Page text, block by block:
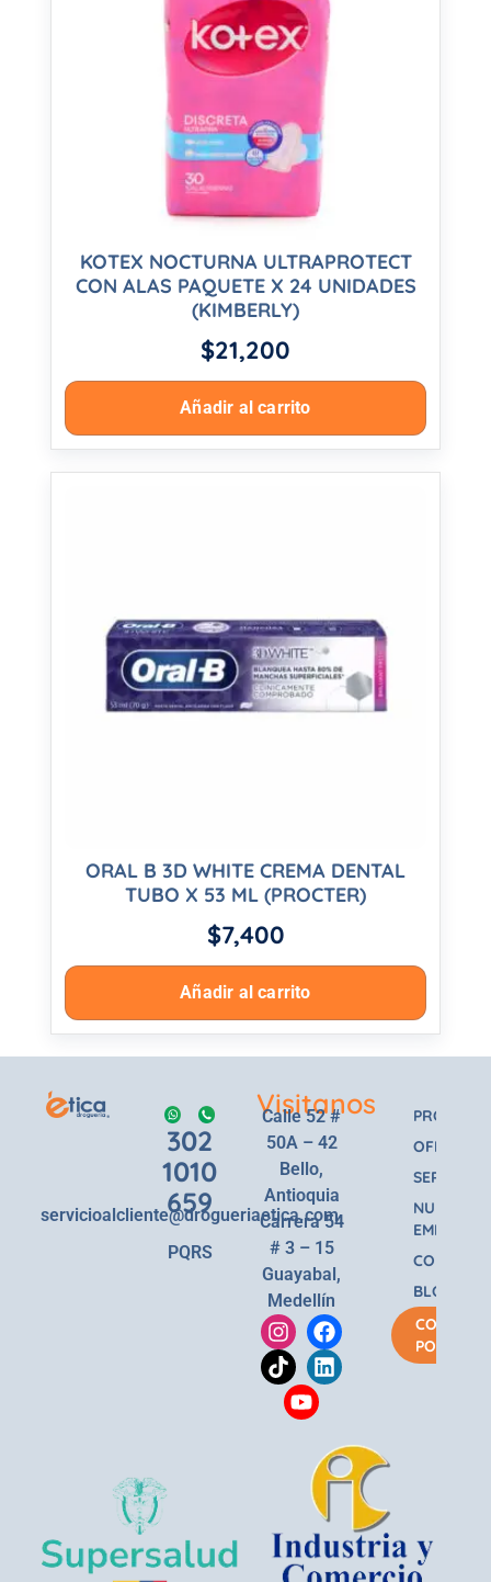
KOTEX NOCTURNA ULTRAPROTECT
CON ALAS PAQUETE X 24 UNIDADES
(KIMBERLY)
$21,200
Añadir al carrito
ORAL B 3D WHITE CREMA DENTAL
TUBO X 53 ML (PROCTER)
$7,400
Añadir al carrito
302
1010
659
servicioalcliente@drogueriaetica.com
PQRS
Visitanos
Calle 52 #
50A – 42
Bello,
Antioquia
Carrera 54
# 3 – 15
Guayabal,
Medellín
OFERTAS
SERVICIOS
NUESTRA
EMPRESA
BLOG
COMPRA
POR